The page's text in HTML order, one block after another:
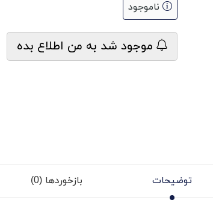
ناموجود
موجود شد به من اطلاع بده
توضیحات بازخوردها (0)